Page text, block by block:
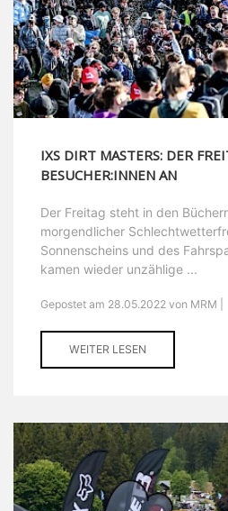
IXS DIRT MASTERS: DER
BESUCHER:INNEN AN
Der Freitag steht in den
morgendlicher
Sonnenscheins und des
kamen wieder unzählige ...
Gepostet am 28.05.2022 von MRM |
WEITER LESEN